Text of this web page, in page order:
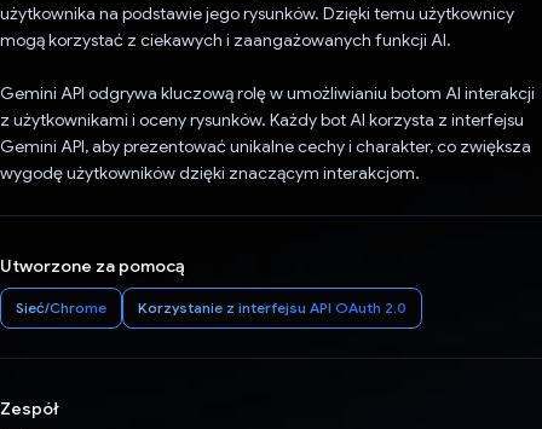
użytkownika na podstawie jego rysunków. Dzięki temu użytkownicy
mogą korzystać z ciekawych i zaangażowanych funkcji AI.
Gemini API odgrywa kluczową rolę w umożliwianiu botom AI interakcji
z użytkownikami i oceny rysunków. Każdy bot AI korzysta z interfejsu
Gemini API, aby prezentować unikalne cechy i charakter, co zwiększa
wygodę użytkowników dzięki znaczącym interakcjom.
Utworzone za pomocą
Sieć/Chrome Korzystanie z interfejsu API OAuth 2.0
Zespół